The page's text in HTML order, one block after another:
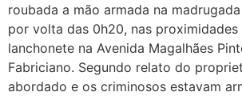
roubada a mão armada na
por volta das 0h20, nas proximidades
lanchonete na Avenida Magalhães
Fabriciano. Segundo relato do
abordado e os criminosos estavam